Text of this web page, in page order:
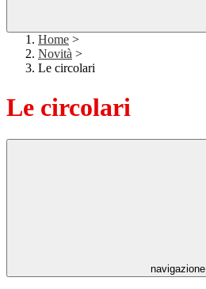
Home >
Novità >
Le circolari
Le circolari
navigazione